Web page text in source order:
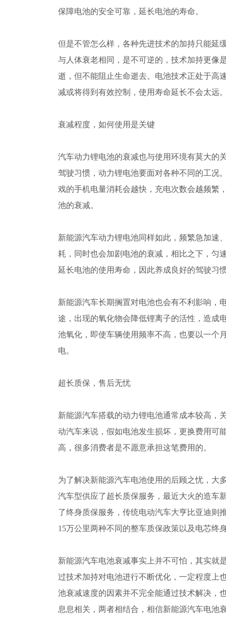
保障电池的安全可靠，延长电池的寿命。
但是不管怎么样，各种先进技术的加持只能延
与人体衰老相同，是不可逆的，技术加持更像
逝，但不能阻止生命逝去。电池技术正处于高
减或将得到有效控制，使用寿命延长不会太远
衰减程度，如何使用是关键
汽车动力锂电池的衰减也与使用环境有莫大的
驾驶习惯，动力锂电池要面对各种不同的工况
戏的手机电量消耗会越快，充电次数会越频繁
池的衰减。
新能源汽车动力锂电池同样如此，频繁急加速
耗，同时也会加剧电池的衰减，相比之下，匀
延长电池的使用寿命，因此养成良好的驾驶习
新能源汽车长期搁置对电池也会有不利影响，
途，出现的氧化物会降低锂离子的活性，造成
池氧化，即使车辆使用频率不高，也要以一个
电。
超长质保，售后无忧
新能源汽车搭载的动力锂电池通常成本较高，
动汽车来说，假如电池发生损坏，更换费用可
高，很多消费者是不愿意承担这笔费用的。
为了解决新能源汽车电池使用的后顾之忧，大
汽车型供应了超长质保服务，最近大火的造车
了终身质保服务，传统电动汽车大亨比亚迪则
15万公里两种不同的整车质保政策以及电芯终
新能源汽车电池衰减事实上并不可怕，其实就
过技术加持对电池进行不断优化，一定程度上
池衰减速度的因素并不完全能通过技术解决，
息息相关，两者相结合，相信新能源汽车电池